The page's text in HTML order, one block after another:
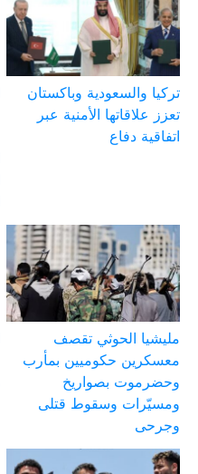
تركيا والسعودية وباكستان
تعزز علاقاتها الأمنية عبر
اتفاقية دفاع
مليشيا الحوثي تقصف
معسكرين حكوميين بمأرب
وحضرموت بصواريخ
ومسيّرات وسقوط قتلى
وجرحى